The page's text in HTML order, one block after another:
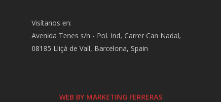
Visítanos en:
Avenida Tenes s/n - Pol. Ind, Carrer Can Nadal,
08185 Lliçà de Vall, Barcelona, Spain
WEB BY MARKETING FERRERAS